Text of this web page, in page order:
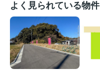
よく見られている物件